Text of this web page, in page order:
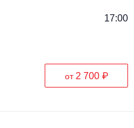
17:00
от 2 700 ₽